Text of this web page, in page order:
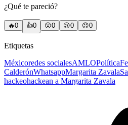
¿Qué te pareció?
🔥0 👍0 😲0 😢0 😠0
Etiquetas
Méxicoredes socialesAMLOPolítica
CalderónWhatsappMargarita Zavala
hackeohackean a Margarita Zavala